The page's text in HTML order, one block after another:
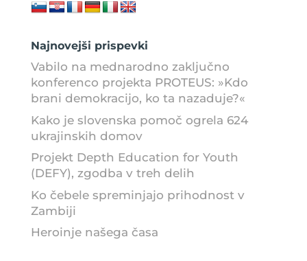
Najnovejši prispevki
Vabilo na mednarodno zaključno
konferenco projekta PROTEUS: »Kdo
brani demokracijo, ko ta nazaduje?«
Kako je slovenska pomoč ogrela 624
ukrajinskih domov
Projekt Depth Education for Youth
(DEFY), zgodba v treh delih
Ko čebele spreminjajo prihodnost v
Zambiji
Heroinje našega časa